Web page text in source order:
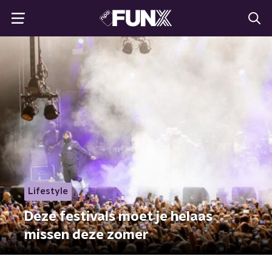
Lifestyle
Deze festivals moet je helaas
missen deze zomer